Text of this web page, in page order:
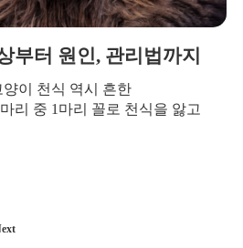
부터 원인, 관리법까지
이 천식 역시 흔한
리 중 1마리 꼴로 천식을 앓고